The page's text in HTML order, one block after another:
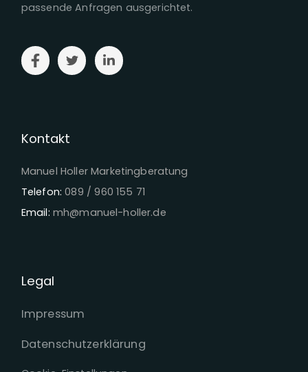
passende Anfragen ausgerichtet.
Kontakt
Manuel Holler Marketingberatung
Telefon: 089 / 960 155 71
Email: mh@manuel-holler.de
Legal
Impressum
Datenschutzerklärung